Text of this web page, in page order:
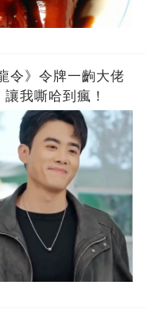
令》令牌一齣大佬
我嘶哈到瘋！